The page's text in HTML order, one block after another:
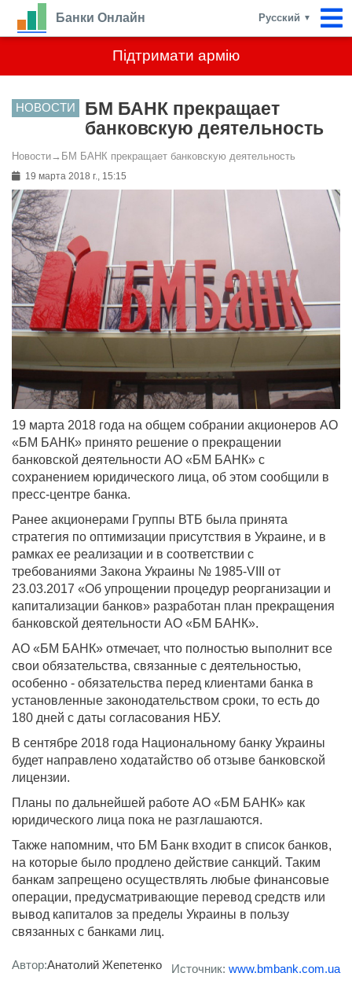
Підтримати армію
Банки Онлайн Русский ▼
НОВОСТИ
БМ БАНК прекращает
банковскую деятельность
Новости→ БМ БАНК прекращает банковскую деятельность
19 марта 2018 г., 15:15
19 марта 2018 года на общем собрании акционеров АО
«БМ БАНК» принято решение о прекращении
банковской деятельности АО «БМ БАНК» с
сохранением юридического лица, об этом сообщили в
пресс-центре банка.
Ранее акционерами Группы ВТБ была принята
стратегия по оптимизации присутствия в Украине, и в
рамках ее реализации и в соответствии с
требованиями Закона Украины № 1985-VIII от
23.03.2017 «Об упрощении процедур реорганизации и
капитализации банков» разработан план прекращения
банковской деятельности АО «БМ БАНК».
АО «БМ БАНК» отмечает, что полностью выполнит все
свои обязательства, связанные с деятельностью,
особенно - обязательства перед клиентами банка в
установленные законодательством сроки, то есть до
180 дней с даты согласования НБУ.
В сентябре 2018 года Национальному банку Украины
будет направлено ходатайство об отзыве банковской
лицензии.
Планы по дальнейшей работе АО «БМ БАНК» как
юридического лица пока не разглашаются.
Также напомним, что БМ Банк входит в список банков,
на которые было продлено действие санкций. Таким
банкам запрещено осуществлять любые финансовые
операции, предусматривающие перевод средств или
вывод капиталов за пределы Украины в пользу
связанных с банками лиц.
Автор:Анатолий Жепетенко Источник: www.bmbank.com.ua